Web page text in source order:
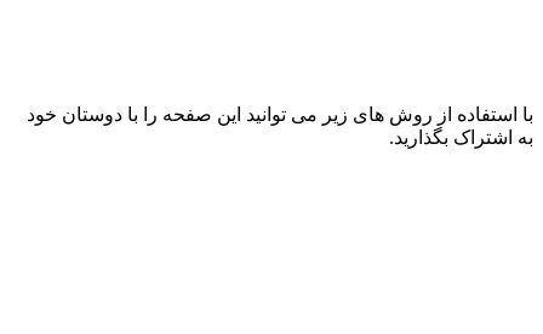
با استفاده از روش های زیر می توانید این صفحه را با دوستان خود
به اشتراک بگذارید.